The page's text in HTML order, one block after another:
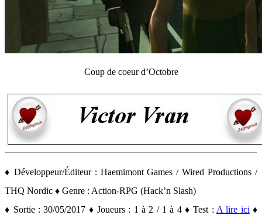
Coup de coeur d’Octobre
♦ Développeur/Éditeur : Haemimont Games / Wired Productions /
THQ Nordic ♦ Genre : Action-RPG (Hack’n Slash)
♦ Sortie : 30/05/2017 ♦ Joueurs : 1 à 2 / 1 à 4 ♦ Test : A lire ici ♦